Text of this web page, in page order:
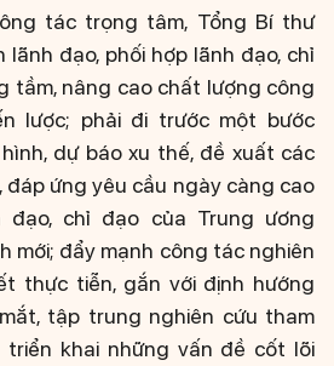
tác trọng tâm, Tổng Bí thư
lãnh đạo, phối hợp lãnh đạo, chỉ
tầm, nâng cao chất lượng công
lược; phải đi trước một bước
dự báo xu thế, đề xuất các
đáp ứng yêu cầu ngày càng cao
chỉ đạo của Trung ương
mới; đẩy mạnh công tác nghiên
thực tiễn, gắn với định hướng
tập trung nghiên cứu tham
triển khai những vấn đề cốt lõi